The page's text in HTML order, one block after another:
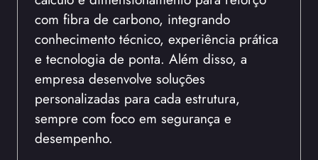
com fibra de carbono, integrando
conhecimento técnico, experiência prática
e tecnologia de ponta. Além disso, a
empresa desenvolve soluções
personalizadas para cada estrutura,
sempre com foco em segurança e
desempenho.